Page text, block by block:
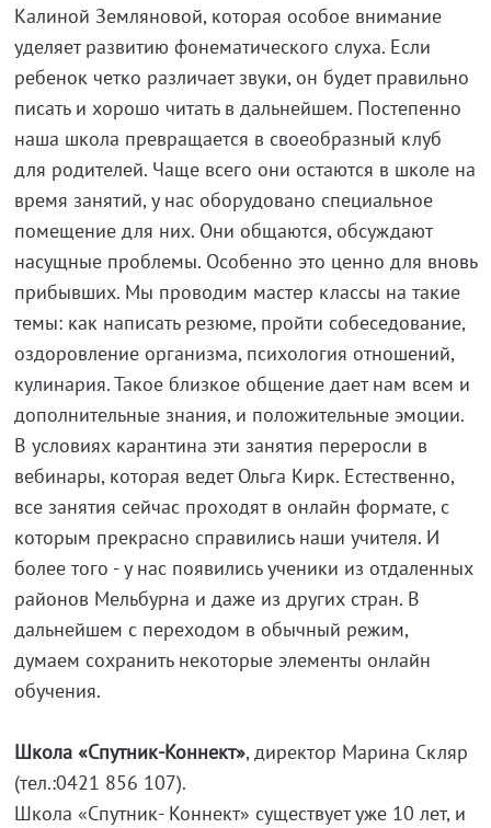
Калиной Земляновой, которая особое внимание
уделяет развитию фонематического слуха. Если
ребенок четко различает звуки, он будет правильно
писать и хорошо читать в дальнейшем. Постепенно
наша школа превращается в своеобразный клуб
для родителей. Чаще всего они остаются в школе на
время занятий, у нас оборудовано специальное
помещение для них. Они общаются, обсуждают
насущные проблемы. Особенно это ценно для вновь
прибывших. Мы проводим мастер классы на такие
темы: как написать резюме, пройти собеседование,
оздоровление организма, психология отношений,
кулинария. Такое близкое общение дает нам всем и
дополнительные знания, и положительные эмоции.
В условиях карантина эти занятия переросли в
вебинары, которая ведет Ольга Кирк. Естественно,
все занятия сейчас проходят в онлайн формате, с
которым прекрасно справились наши учителя. И
более того - у нас появились ученики из отдаленных
районов Мельбурна и даже из других стран. В
дальнейшем с переходом в обычный режим,
думаем сохранить некоторые элементы онлайн
обучения.
Школа «Спутник-Коннект», директор Марина Скляр
(тел.:0421 856 107).
Школа «Спутник- Коннект» существует уже 10 лет, и